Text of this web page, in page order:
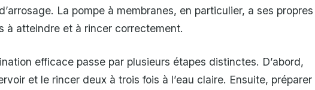
La pompe à membranes, en particulier, a ses propres
à atteindre et à rincer correctement.
efficace passe par plusieurs étapes distinctes. D’abord,
et le rincer deux à trois fois à l’eau claire. Ensuite, préparer